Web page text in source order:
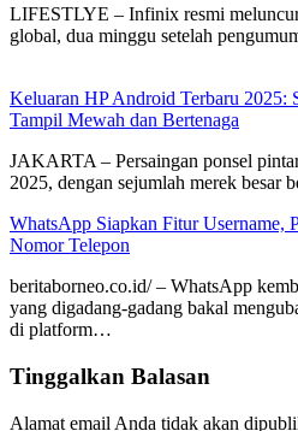
LIFESTLYE – Infinix resmi
global, dua minggu setelah
Keluaran HP Android Terbaru 2025:
Tampil Mewah dan Bertenaga
JAKARTA – Persaingan ponsel
2025, dengan sejumlah merek besar
WhatsApp Siapkan Fitur Username,
Nomor Telepon
beritaborneo.co.id/ – WhatsApp
yang digadang-gadang bakal
di platform…
Tinggalkan Balasan
Alamat email Anda tidak akan